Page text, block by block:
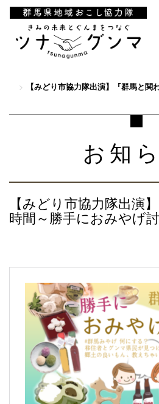
【みどり市協力隊出演】『群馬と
お知
【みどり市協力隊出演
時間～勝手におみやげ